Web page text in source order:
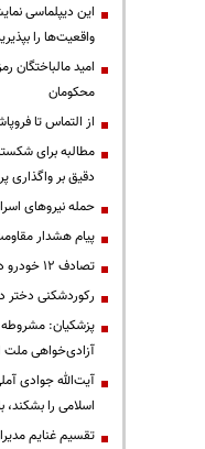
این دیپلماسی
واقعیت‌ها را
امید مالباختگان
محکومان
از التماس تا
مطالبه برای
دقیق بر واگذاری
حمله نیروهای
پیام هشدار
تصادف ۱۲ خودرو در محور یاسوج ـ اصفهان
رکوردشکنی دختر
پزشکیان:
آزادی‌خواهی ملت
آیت‌الله جوادی
اسلامی را بشکند،
تقسیم غنایم